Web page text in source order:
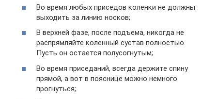
Во время любых приседов коленки не должны
выходить за линию носков;
В верхней фазе, после подъема, никогда не
распрямляйте коленный сустав полностью.
Пусть он остается полусогнутым;
Во время приседаний, всегда держите спину
прямой, а вот в пояснице можно немного
прогнуться;